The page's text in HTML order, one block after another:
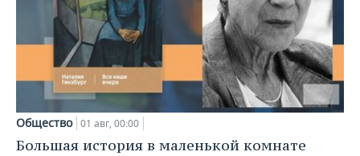
Общество 01 авг, 00:00
Большая история в маленькой комнате